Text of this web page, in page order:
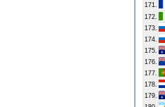
171.
172.
173.
174.
175.
176.
177.
178.
179.